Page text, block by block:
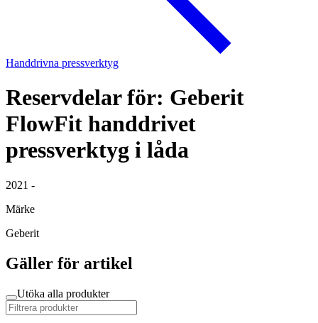
Handdrivna pressverktyg
Reservdelar för: Geberit
FlowFit handdrivet
pressverktyg i låda
2021 -
Märke
Geberit
Gäller för artikel
Utöka alla produkter